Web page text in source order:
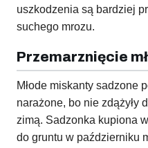
uszkodzenia są bardziej
suchego mrozu.
Przemarznięcie
Młode miskanty sadzone
narażone, bo nie zdążyły
zimą. Sadzonka kupiona
do gruntu w październiku